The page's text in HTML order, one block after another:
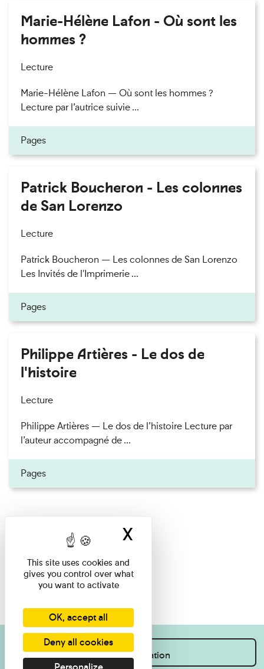
Marie-Hélène Lafon - Où sont les
hommes ?
Lecture
Marie-Hélène Lafon — Où sont les hommes ?
Lecture par l’autrice suivie ...
Pages
Patrick Boucheron - Les colonnes
de San Lorenzo
Lecture
Patrick Boucheron — Les colonnes de San Lorenzo
Les Invités de l'Imprimerie ...
Pages
Philippe Artières - Le dos de
l'histoire
Lecture
Philippe Artières — Le dos de l’histoire Lecture par
l’auteur accompagné de ...
Pages
I want information
This site uses cookies and
gives you control over what
you want to activate
OK, accept all
Deny all cookies
X